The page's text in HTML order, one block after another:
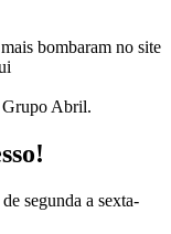
bombaram no site
Grupo Abril.
segunda a sexta-